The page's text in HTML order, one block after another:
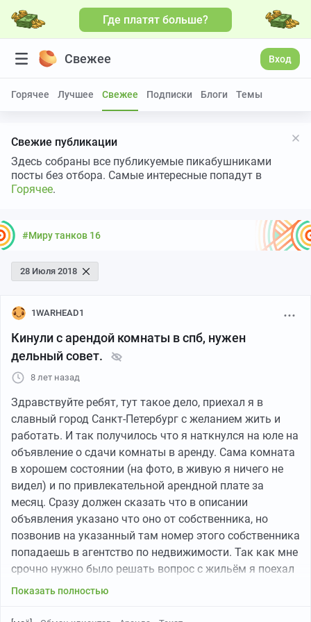
Где платят больше?
Свежее Вход
Горячее Лучшее Свежее Подписки Блоги Темы
Свежие публикации
Здесь собраны все публикуемые пикабушниками
посты без отбора. Самые интересные попадут в
Горячее.
#Миру танков 16
28 Июля 2018
1WARHEAD1
Кинули с арендой комнаты в спб, нужен
дельный совет.
8 лет назад
Здравствуйте ребят, тут такое дело, приехал я в
славный город Санкт-Петербург с желанием жить и
работать. И так получилось что я наткнулся на юле на
объявление о сдачи комнаты в аренду. Сама комната
в хорошем состоянии (на фото, в живую я ничего не
видел) и по привлекательной арендной плате за
месяц. Сразу должен сказать что в описании
объявления указано что оно от собственника, но
позвонив на указанный там номер этого собственника
попадаешь в агентство по недвижимости. Так как мне
срочно нужно было решать вопрос с жильём я поехал
в это агентство, заключил договор с ним (т.к. я
стороне вопроса в общем и целом, то меня ничего не
Показать полностью
Больше видео